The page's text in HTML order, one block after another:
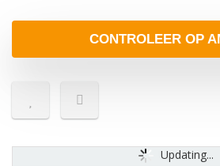
CONTROLEER OP
Updating...